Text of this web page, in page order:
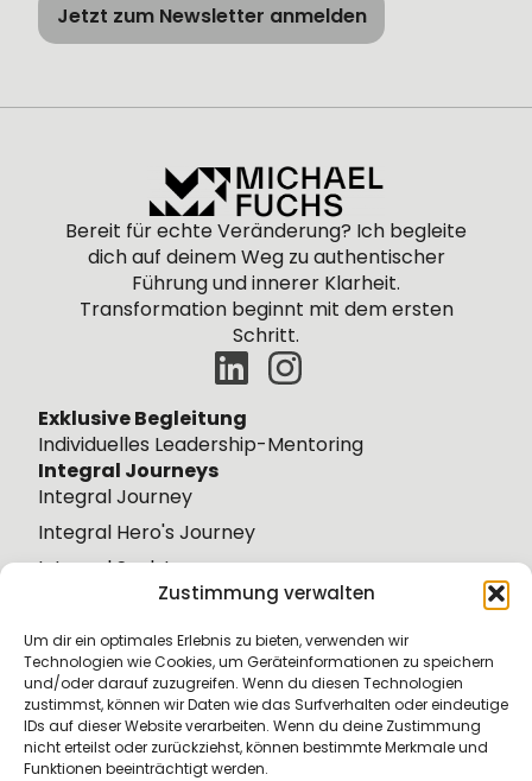
Zustimmung verwalten
Um dir ein optimales Erlebnis zu bieten, verwenden wir
Technologien wie Cookies, um Geräteinformationen zu speichern
und/oder darauf zuzugreifen. Wenn du diesen Technologien
zustimmst, können wir Daten wie das Surfverhalten oder eindeutige
IDs auf dieser Website verarbeiten. Wenn du deine Zustimmung
nicht erteilst oder zurückziehst, können bestimmte Merkmale und
Funktionen beeinträchtigt werden.
Jetzt zum Newsletter anmelden
Bereit für echte Veränderung? Ich begleite
dichauf deinemWeg zu authentischer
Führung und innerer Klarheit.
Transformation beginnt mit dem ersten
Schritt.
Exklusive Begleitung
Individuelles Leadership-Mentoring
Integral Journeys
Integral Journey
Integral Hero's Journey
Integral Soul Journey
Integral Wisdom Journey
Weiteres
Über mich
Book a Call
Die nächstes Events & Journey
Perspektiven